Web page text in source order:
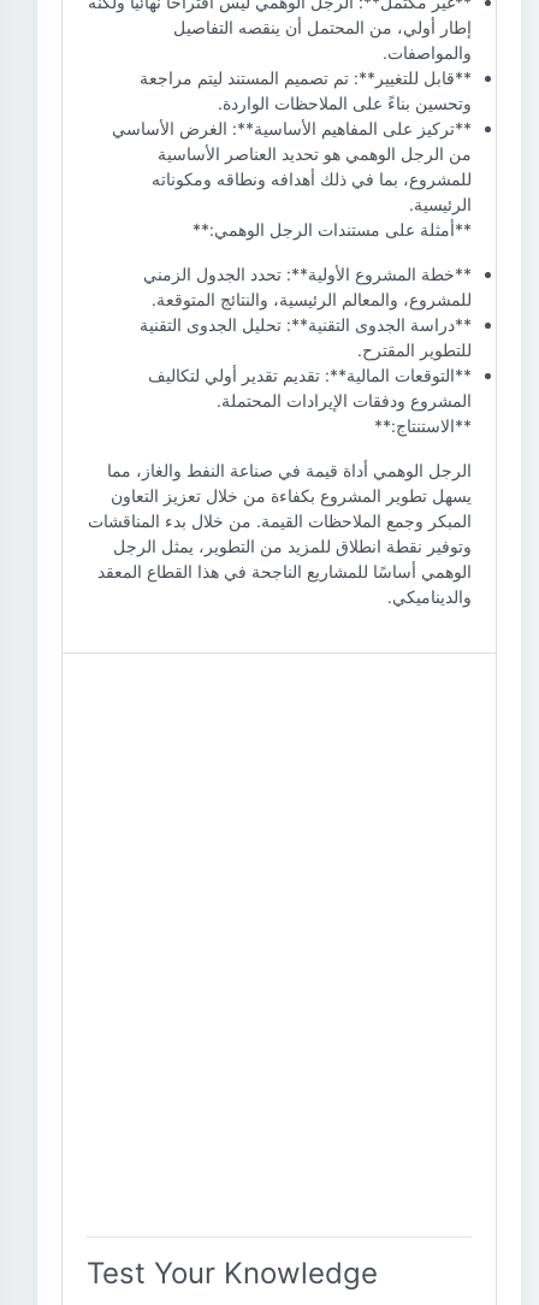
إطار أولي، من المحتمل أن ينقصه التفاصيل
والمواصفات.
**قابل للتغيير**: تم تصميم المستند ليتم مراجعة
وتحسين بناءً على الملاحظات الواردة.
**تركيز على المفاهيم الأساسية**: الغرض الأساسي
من الرجل الوهمي هو تحديد العناصر الأساسية
للمشروع، بما في ذلك أهدافه ونطاقه ومكوناته
الرئيسية.
**أمثلة على مستندات الرجل الوهمي:**
**خطة المشروع الأولية**: تحدد الجدول الزمني
للمشروع، والمعالم الرئيسية، والنتائج المتوقعة.
**دراسة الجدوى التقنية**: تحليل الجدوى التقنية
للتطوير المقترح.
**التوقعات المالية**: تقديم تقدير أولي لتكاليف
المشروع ودفقات الإيرادات المحتملة.
**الاستنتاج:**
الرجل الوهمي أداة قيمة في صناعة النفط والغاز، مما
يسهل تطوير المشروع بكفاءة من خلال تعزيز التعاون
المبكر وجمع الملاحظات القيمة. من خلال بدء المناقشات
وتوفير نقطة انطلاق للمزيد من التطوير، يمثل الرجل
الوهمي أساسًا للمشاريع الناجحة في هذا القطاع المعقد
والديناميكي.
Test Your Knowledge